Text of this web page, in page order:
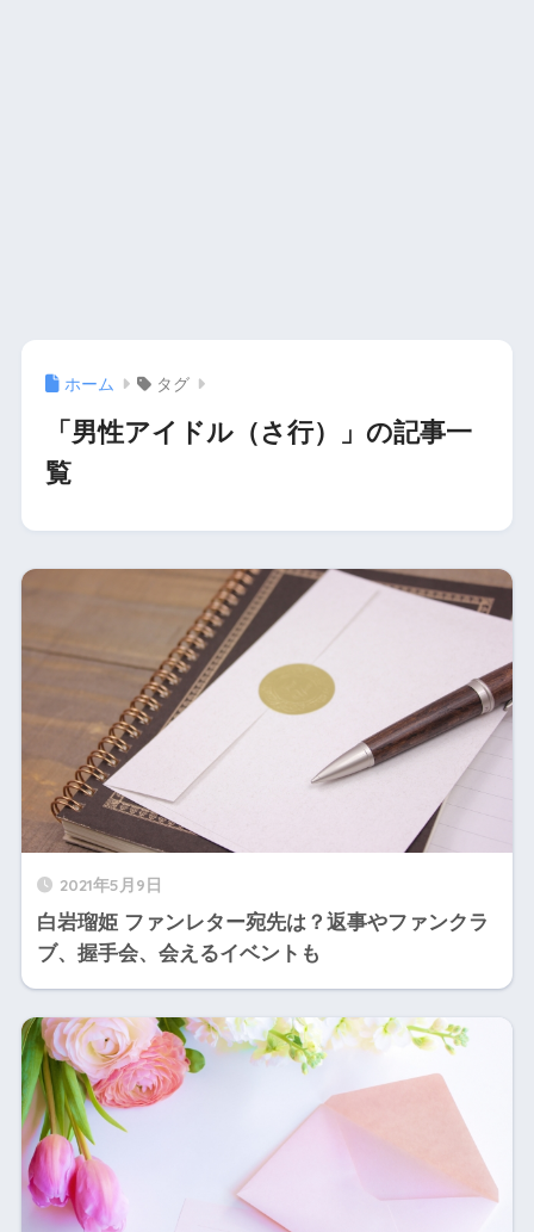
ホーム タグ
「男性アイドル（さ行）」の記事一
覧
2021年5月9日
白岩瑠姫 ファンレター宛先は？返事やファンクラ
ブ、握手会、会えるイベントも